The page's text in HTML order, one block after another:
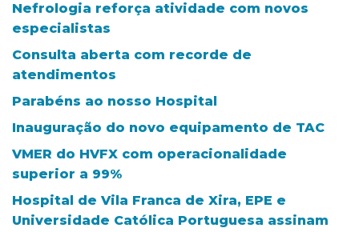
Nefrologia reforça atividade com novos
especialistas
Consulta aberta com recorde de
atendimentos
Parabéns ao nosso Hospital
Inauguração do novo equipamento de TAC
VMER do HVFX com operacionalidade
superior a 99%
Hospital de Vila Franca de Xira, EPE e
Universidade Católica Portuguesa assinam